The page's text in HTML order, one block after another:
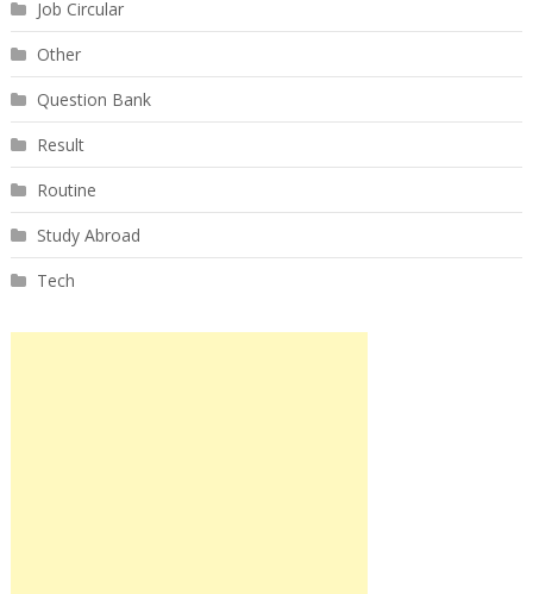
Job Circular
Other
Question Bank
Result
Routine
Study Abroad
Tech